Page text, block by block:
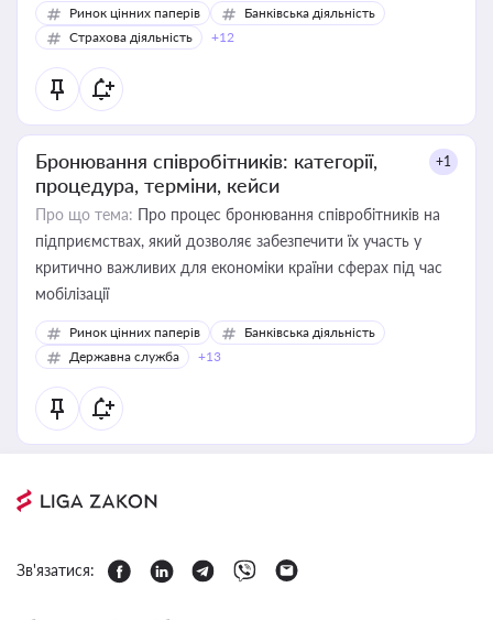
Ринок цінних паперів
Банківська діяльність
Страхова діяльність
+12
Бронювання співробітників: категорії,
процедура, терміни, кейси
+1
Про що тема: Про процес бронювання співробітників на
підприємствах, який дозволяє забезпечити їх участь у
критично важливих для економіки країни сферах під час
мобілізації
Ринок цінних паперів
Банківська діяльність
Державна служба
+13
Зв'язатися: